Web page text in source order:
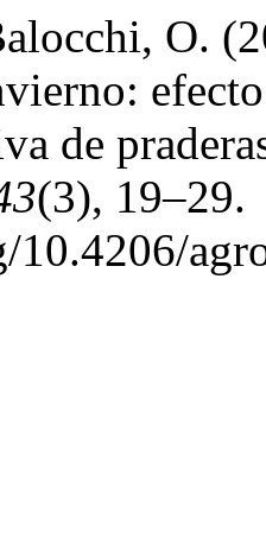
O.
de
(3), 19–29.